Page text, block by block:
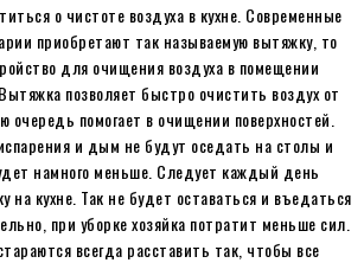
о чистоте воздуха в кухне. Современные
приобретают так называемую вытяжку, то
для очищения воздуха в помещении
позволяет быстро очистить воздух от
помогает в очищении поверхностей.
и дым не будут оседать на столы и
намного меньше. Следует каждый день
на кухне. Так не будет оставаться и въедаться
при уборке хозяйка потратит меньше сил.
всегда расставить так, чтобы все